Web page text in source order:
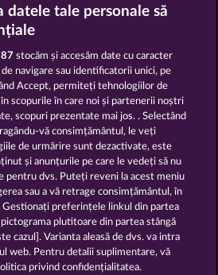
FORT BRAVE
și condiții
de confidențialitate
tehnică Firmă
Program de afiliere
datele tale personale să
stocăm și accesăm date cu caracter
navigare sau identificatorii unici, pe
Accept, permiteți tehnologiilor de
scopurile în care noi și partenerii noștri
scopuri prezentate mai jos. . Selectând
vă consimțământul, le veți
de urmărire sunt dezactivate, este
și anunțurile pe care le vedeți să nu
pentru dvs. Puteți reveni la acest meniu
sau a vă retrage consimțământul, în
Gestionați preferințele linkul din partea
plutitoare din partea stângă
cazul]. Varianta aleasă de dvs. va intra
web. Pentru detalii suplimentare, vă
privind confidențialitatea.